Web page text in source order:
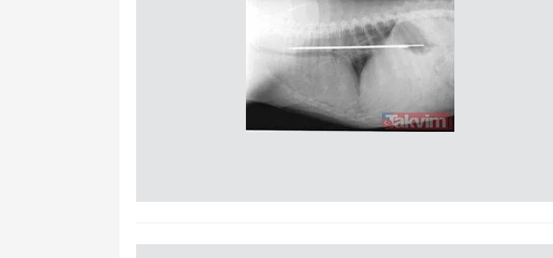
6698 sayılı Kişisel Verilerin Korunması Kanunu uyarınca hazırlanmış
mevzuata uygun olarak kullanılan çerezlerle ilgili bilgi almak için lütfen